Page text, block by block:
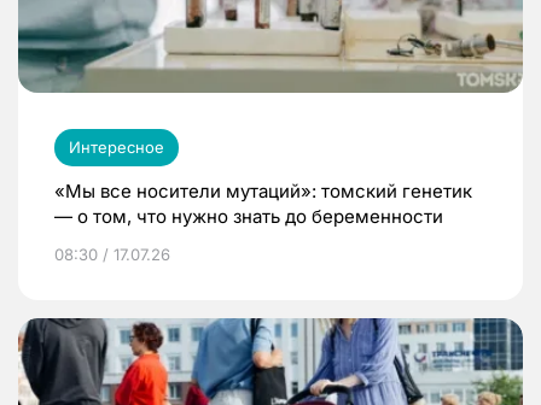
Интересное
«Мы все носители мутаций»: томский генетик
— о том, что нужно знать до беременности
08:30 / 17.07.26